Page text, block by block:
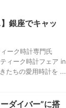
銀座でキャッ
ーク時計専門氏
ィーク時計フェア in
たちの愛用時計を ...
ダイバー”に搭